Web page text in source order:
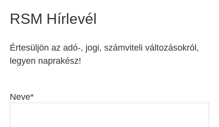
RSM Hírlevél
Értesüljön az adó-, jogi, számviteli változásokról,
legyen naprakész!
Neve